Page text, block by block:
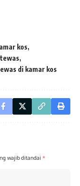
kos
di kamar kos
wajib ditandai *